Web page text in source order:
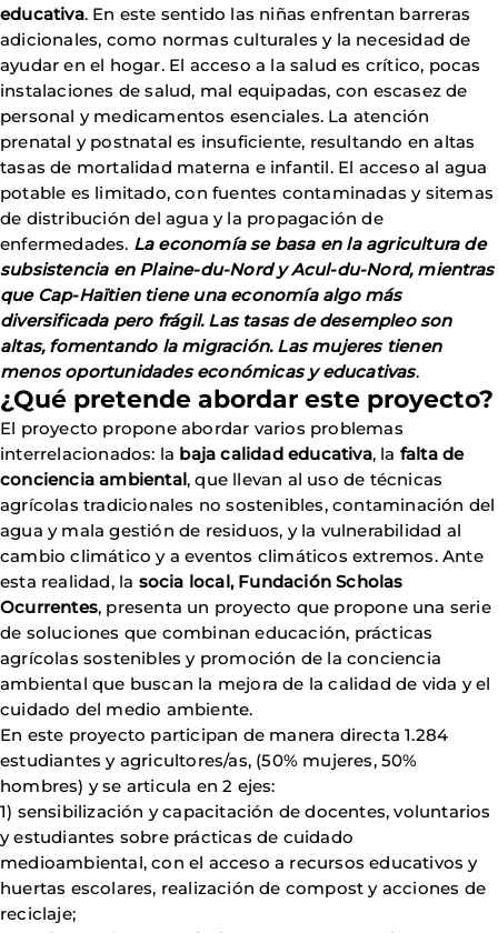
educativa. En este sentido las niñas enfrentan barreras
adicionales, como normas culturales y la necesidad de
ayudar en el hogar. El acceso a la salud es crítico, pocas
instalaciones de salud, mal equipadas, con escasez de
personal y medicamentos esenciales. La atención
prenatal y postnatal es insuficiente, resultando en altas
tasas de mortalidad materna e infantil. El acceso al agua
potable es limitado, con fuentes contaminadas y sitemas
de distribución del agua y la propagación de
enfermedades. La economía se basa en la agricultura de
subsistencia en Plaine-du-Nord y Acul-du-Nord, mientras
que Cap-Haïtien tiene una economía algo más
diversificada pero frágil. Las tasas de desempleo son
altas, fomentando la migración. Las mujeres tienen
menos oportunidades económicas y educativas.
¿Qué pretende abordar este proyecto?
El proyecto propone abordar varios problemas
interrelacionados: la baja calidad educativa, la falta de
conciencia ambiental, que llevan al uso de técnicas
agrícolas tradicionales no sostenibles, contaminación del
agua y mala gestión de residuos, y la vulnerabilidad al
cambio climático y a eventos climáticos extremos. Ante
esta realidad, la socia local, Fundación Scholas
Ocurrentes, presenta un proyecto que propone una serie
de soluciones que combinan educación, prácticas
agrícolas sostenibles y promoción de la conciencia
ambiental que buscan la mejora de la calidad de vida y el
cuidado del medio ambiente.
En este proyecto participan de manera directa 1.284
estudiantes y agricultores/as, (50% mujeres, 50%
hombres) y se articula en 2 ejes:
1) sensibilización y capacitación de docentes, voluntarios
y estudiantes sobre prácticas de cuidado
medioambiental, con el acceso a recursos educativos y
huertas escolares, realización de compost y acciones de
reciclaje;